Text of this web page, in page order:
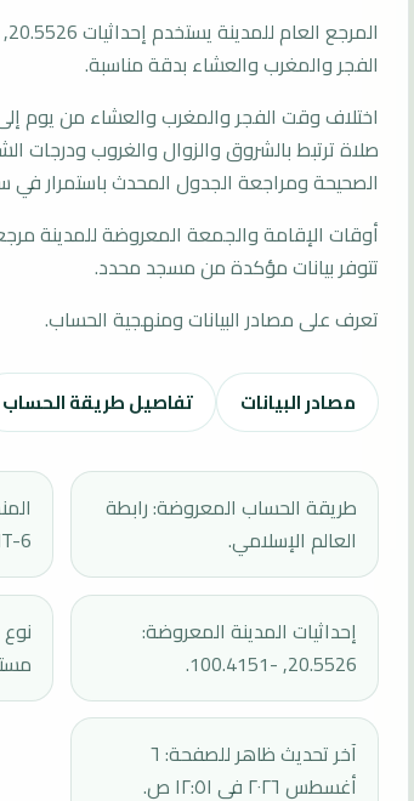
الفجر والمغرب والعشاء بدقة مناسبة.
اختلاف وقت الفجر والمغرب والعشاء من يوم
صلاة ترتبط بالشروق والزوال والغروب ودرجات
الصحيحة ومراجعة الجدول المحدث باستمرار
أوقات الإقامة والجمعة المعروضة للمدينة
تتوفر بيانات مؤكدة من مسجد محدد.
تعرف على مصادر البيانات ومنهجية الحساب.
مصادر البيانات تفاصيل طريقة الحساب
طريقة الحساب المعروضة: رابطة
العالم الإسلامي.
6.
إحداثيات المدينة المعروضة:
20.5526, -100.4151.
آخر تحديث ظاهر للصفحة: ٦
أغسطس ٢٠٢٦ في ١٢:٥١ ص.